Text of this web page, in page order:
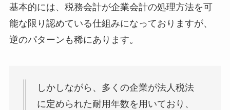
基本的には、税務会計が企業会計の処理方法を可
能な限り認めている仕組みになっておりますが、
逆のパターンも稀にあります。
しかしながら、多くの企業が法人税法
に定められた耐用年数を用いており、